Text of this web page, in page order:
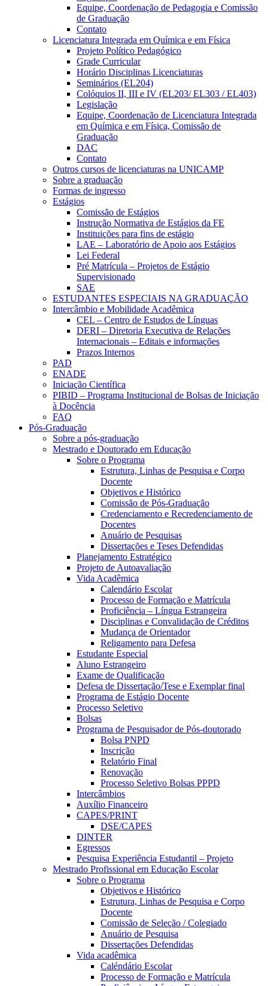
Equipe, Coordenação de Pedagogia e Comissão
de Graduação
Contato
Licenciatura Integrada em Química e em Física
Projeto Político Pedagógico
Grade Curricular
Horário Disciplinas Licenciaturas
Seminários (EL204)
Colóquios II, III e IV (EL203/ EL303 / EL403)
Legislação
Equipe, Coordenação de Licenciatura Integrada
em Química e em Física, Comissão de
Graduação
DAC
Contato
Outros cursos de licenciaturas na UNICAMP
Sobre a graduação
Formas de ingresso
Estágios
Comissão de Estágios
Instrução Normativa de Estágios da FE
Instituições para fins de estágio
LAE – Laboratório de Apoio aos Estágios
Lei Federal
Pré Matrícula – Projetos de Estágio
Supervisionado
SAE
ESTUDANTES ESPECIAIS NA GRADUAÇÃO
Intercâmbio e Mobilidade Acadêmica
CEL – Centro de Estudos de Línguas
DERI – Diretoria Executiva de Relações
Internacionais – Editais e informações
Prazos Internos
PAD
ENADE
Iniciação Científica
PIBID – Programa Institucional de Bolsas de Iniciação
à Docência
FAQ
Pós-Graduação
Sobre a pós-graduação
Mestrado e Doutorado em Educação
Sobre o Programa
Estrutura, Linhas de Pesquisa e Corpo
Docente
Objetivos e Histórico
Comissão de Pós-Graduação
Credenciamento e Recredenciamento de
Docentes
Anuário de Pesquisas
Dissertações e Teses Defendidas
Planejamento Estratégico
Projeto de Autoavaliação
Vida Acadêmica
Calendário Escolar
Processo de Formação e Matrícula
Proficiência – Língua Estrangeira
Disciplinas e Convalidação de Créditos
Mudança de Orientador
Religamento para Defesa
Estudante Especial
Aluno Estrangeiro
Exame de Qualificação
Defesa de Dissertação/Tese e Exemplar final
Programa de Estágio Docente
Processo Seletivo
Bolsas
Programa de Pesquisador de Pós-doutorado
Bolsa PNPD
Inscrição
Relatório Final
Renovação
Processo Seletivo Bolsas PPPD
Intercâmbios
Auxílio Financeiro
CAPES/PRINT
DSE/CAPES
DINTER
Egressos
Pesquisa Experiência Estudantil – Projeto
Mestrado Profissional em Educação Escolar
Sobre o Programa
Objetivos e Histórico
Estrutura, Linhas de Pesquisa e Corpo
Docente
Comissão de Seleção / Colegiado
Anuário de Pesquisa
Dissertações Defendidas
Vida acadêmica
Caléndário Escolar
Processo de Formação e Matrícula